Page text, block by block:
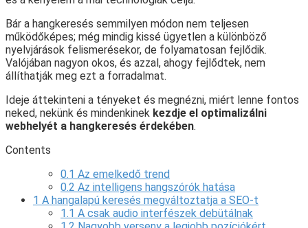
Bár a hangkeresés semmilyen módon nem teljesen
működőképes; még mindig kissé ügyetlen a különböző
nyelvjárások felismerésekor, de folyamatosan fejlődik.
Valójában nagyon okos, és azzal, ahogy fejlődtek, nem
állíthatják meg ezt a forradalmat.
Ideje áttekinteni a tényeket és megnézni, miért lenne fontos
neked, nekünk és mindenkinek kezdje el optimalizálni
webhelyét a hangkeresés érdekében.
Contents
0.1 Az emelkedő trend
0.2 Az intelligens hangszórók hatása
1 A hangalapú keresés megváltoztatja a SEO-t
1.1 A csak audio interfészek debütálnak